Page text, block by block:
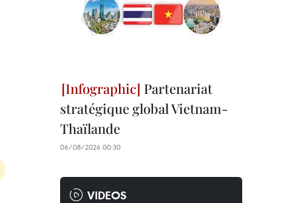
Partenariat
stratégique global Vietnam-
Thaïlande
06/08/2026 00:30
VIDEOS